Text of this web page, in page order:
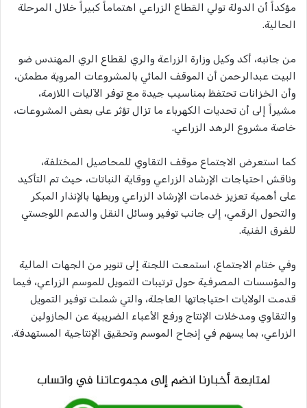
مؤكداً أن الدولة تولي القطاع الزراعي اهتماماً كبيراً خلال المرحلة
الحالية.
من جانبه، أكد وكيل وزارة الزراعة والري لقطاع الري المهندس ضو
البيت عبدالرحمن أن الموقف المائي بالمشروعات المروية مطمئن،
وأن الخزانات تحتفظ بمناسيب جيدة مع توفر الآليات اللازمة،
مشيراً إلى أن تحديات الكهرباء ما تزال تؤثر على بعض المشروعات،
خاصة مشروع الرهد الزراعي.
كما استعرض الاجتماع موقف التقاوي للمحاصيل المختلفة،
وناقش احتياجات الإرشاد الزراعي ووقاية النباتات، حيث تم التأكيد
على أهمية تعزيز خدمات الإرشاد الزراعي وربطها بالإنذار المبكر
والتحول الرقمي، إلى جانب توفير وسائل النقل والدعم اللوجستي
للفرق الفنية.
وفي ختام الاجتماع، استمعت اللجنة إلى تنوير من الجهات المالية
والمؤسسات المصرفية حول ترتيبات التمويل للموسم الزراعي، فيما
قدمت الولايات احتياجاتها العاجلة، والتي شملت توفير التمويل
والتقاوي ومدخلات الإنتاج ورفع الأعباء الضريبية عن الجازولين
الزراعي، بما يسهم في إنجاح الموسم وتحقيق الإنتاجية المستهدفة.